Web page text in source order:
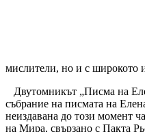
мислители, но и с широкото
Двутомникът „Писма на
събрание на писмата на
неиздавана до този момент
на Мира, свързано с Пакта